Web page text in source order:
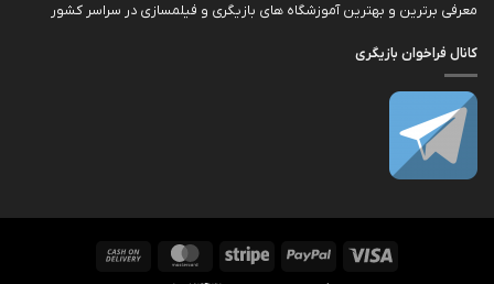
معرفی برترین و بهترین آموزشگاه های بازیگری و فیلمسازی در سراسر کشور
کانال فراخوان بازیگری
Visa
PayPal
Stripe
MasterCard